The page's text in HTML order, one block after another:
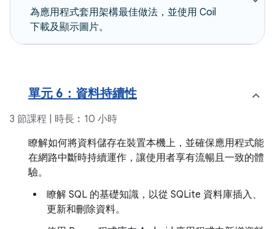
為應用程式套用架構最佳做法，並使用 Coil
下載及顯示圖片。
單元 6：資料持續性
3 節課程 | 時長︰10 小時
瞭解如何將資料儲存在裝置本機上，並確保應用程式能
在網路中斷時持續運作，讓使用者享有流暢且一致的體
驗。
瞭解 SQL 的基礎知識，以從 SQLite 資料庫插入、
更新和刪除資料。